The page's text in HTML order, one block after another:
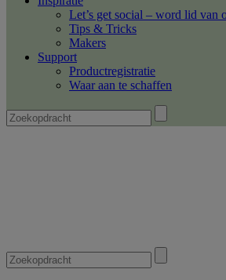
Let’s get social – word lid van
Tips & Tricks
Makers
Support
Productregistratie
Waar aan te schaffen